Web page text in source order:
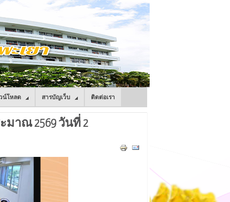
น์โหลด สารบัญเว็บ ติดต่อเรา
าณ 2569 วันที่ 2